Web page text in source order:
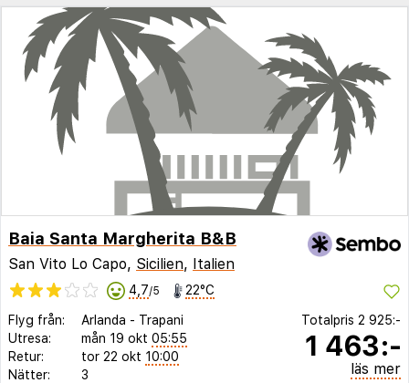
Baia Santa Margherita B&B
San Vito Lo Capo, Sicilien, Italien
4,7/5 22°C
Flyg från: Arlanda - Trapani
Utresa:
mån 19 okt 05:55
Retur:
tor 22 okt 10:00
Nätter:
3
Totalpris 2 925:-
1 463:-
läs mer